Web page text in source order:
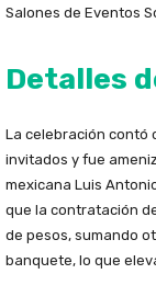
Salones de Eventos
Detalles
La celebración contó
invitados y fue
mexicana Luis
que la contratación
de pesos, sumando
banquete, lo que